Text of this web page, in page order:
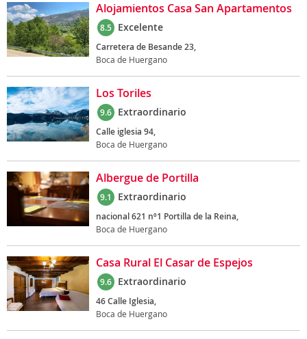
Alojamientos Casa San Apartamentos
8.5 Excelente
Carretera de Besande 23,
Boca de Huergano
Los Toriles
9.6 Extraordinario
Calle iglesia 94,
Boca de Huergano
Albergue de Portilla
9.1 Extraordinario
nacional 621 nº1 Portilla de la Reina,
Boca de Huergano
Casa Rural El Casar de Espejos
9.6 Extraordinario
46 Calle Iglesia,
Boca de Huergano